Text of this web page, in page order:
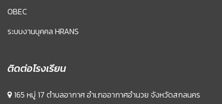
OBEC
ระบบงานบุคคล HRANS
ติดต่อโรงเรียน
165 หมู่ 17 ตำบลอากาศ อำเภออากาศอำนวย จังหวัดสกลนคร